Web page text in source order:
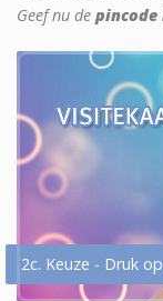
Geef nu de pincode
2c. Keuze - Druk